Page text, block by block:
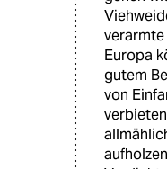
verarmte
Europa
gutem
von